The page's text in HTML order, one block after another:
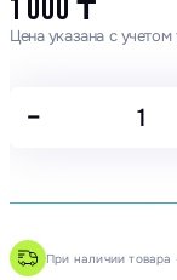
1 000 ₸
Цена указана с
−
При наличии товара